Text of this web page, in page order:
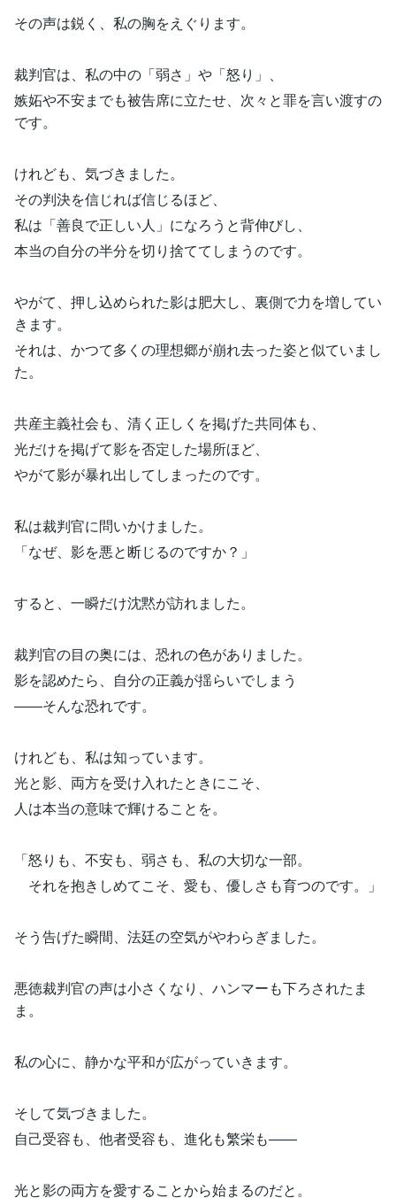
その声は鋭く、私の胸をえぐります。
裁判官は、私の中の「弱さ」や「怒り」、
嫉妬や不安までも被告席に立たせ、次々と罪を言い渡すの
です。
けれども、気づきました。
その判決を信じれば信じるほど、
私は「善良で正しい人」になろうと背伸びし、
本当の自分の半分を切り捨ててしまうのです。
やがて、押し込められた影は肥大し、裏側で力を増してい
きます。
それは、かつて多くの理想郷が崩れ去った姿と似ていまし
た。
共産主義社会も、清く正しくを掲げた共同体も、
光だけを掲げて影を否定した場所ほど、
やがて影が暴れ出してしまったのです。
私は裁判官に問いかけました。
「なぜ、影を悪と断じるのですか？」
すると、一瞬だけ沈黙が訪れました。
裁判官の目の奥には、恐れの色がありました。
影を認めたら、自分の正義が揺らいでしまう
――そんな恐れです。
けれども、私は知っています。
光と影、両方を受け入れたときにこそ、
人は本当の意味で輝けることを。
「怒りも、不安も、弱さも、私の大切な一部。
それを抱きしめてこそ、愛も、優しさも育つのです。」
そう告げた瞬間、法廷の空気がやわらぎました。
悪徳裁判官の声は小さくなり、ハンマーも下ろされたま
ま。
私の心に、静かな平和が広がっていきます。
そして気づきました。
自己受容も、他者受容も、進化も繁栄も――
光と影の両方を愛することから始まるのだと。